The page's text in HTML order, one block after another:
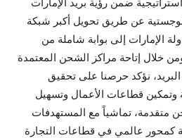
عن طريق تحويل أكبر شبكة
الإمارات إلى بوابة شاملة من
خلال إتاحة مراكز الشحن المعتمدة
نؤكد حرصنا على تحقيق
وتمكين قطاعات الأعمال وتسهيل
متقدمة، تماشياً مع المستهدفات
كمحور عالمي في قطاعات التجارة